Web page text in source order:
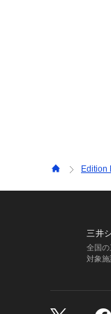
Edition
三井
全国の
対象施